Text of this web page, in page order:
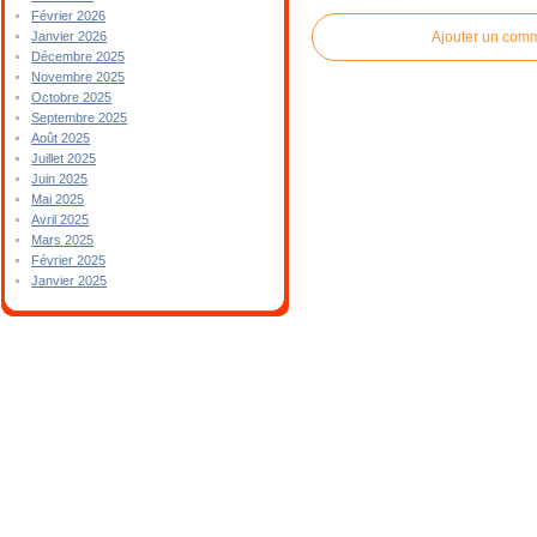
Février 2026
Janvier 2026
Décembre 2025
Novembre 2025
Octobre 2025
Septembre 2025
Août 2025
Juillet 2025
Juin 2025
Mai 2025
Avril 2025
Mars 2025
Février 2025
Janvier 2025
Ajouter un